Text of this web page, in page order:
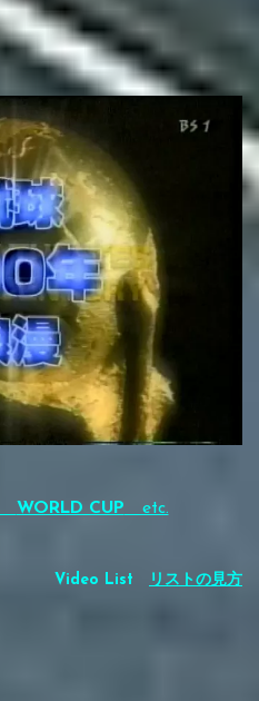
WORLD CUP etc.
Video List リストの見方